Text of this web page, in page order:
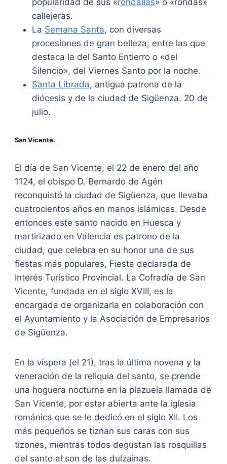
callejeras.
La Semana Santa, con diversas
procesiones de gran belleza, entre las que
destaca la del Santo Entierro o «del
Silencio», del Viernes Santo por la noche.
Santa Librada, antigua patrona de la
diócesis y de la ciudad de Sigüenza. 20 de
julio.
San Vicente.
El día de San Vicente, el 22 de enero del año
1124, el obispo D. Bernardo de Agén
reconquistó la ciudad de Sigüenza, que llevaba
cuatrocientos años en manos islámicas. Desde
entonces este santo nacido en Huesca y
martirizado en Valencia es patrono de la
ciudad, que celebra en su honor una de sus
fiestas más populares, Fiesta declarada de
Interés Turístico Provincial. La Cofradía de San
Vicente, fundada en el siglo XVIII, es la
encargada de organizarla en colaboración con
el Ayuntamiento y la Asociación de Empresarios
de Sigüenza.
En la víspera (el 21), tras la última novena y la
veneración de la reliquia del santo, se prende
una hoguera nocturna en la plazuela llamada de
San Vicente, por estar abierta ante la iglesia
románica que se le dedicó en el siglo XII. Los
más pequeños se tiznan sus caras con sus
tizones, mientras todos degustan las rosquillas
del santo al son de las dulzainas.